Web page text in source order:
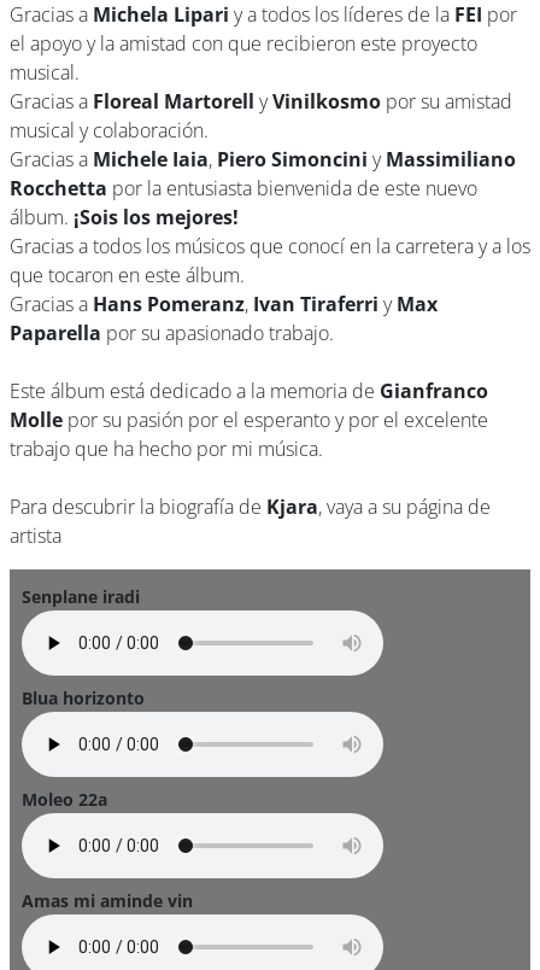
Gracias a Michela Lipari y a todos los líderes de la FEI por
el apoyo y la amistad con que recibieron este proyecto
musical.
Gracias a Floreal Martorell yVinilkosmo por su amistad
musical y colaboración.
Gracias a Michele Iaia, Piero Simoncini yMassimiliano
Rocchetta por la entusiasta bienvenida de este nuevo
álbum. ¡Sois los mejores!
Gracias a todos los músicos que conocí en la carretera y a los
que tocaron en este álbum.
Gracias a Hans Pomeranz, Ivan Tiraferri yMax
Paparella por su apasionado trabajo.
Este álbum está dedicado a la memoria de Gianfranco
Molle por su pasión por el esperanto y por el excelente
trabajo que ha hecho por mi música.
Para descubrir la biografía de Kjara, vaya a su página de
artista
Senplane iradi
Blua horizonto
Moleo 22a
Amas mi aminde vin